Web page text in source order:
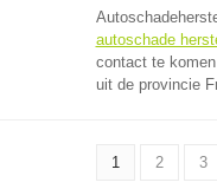
autoschade
contact te
uit de provincie
1 2 3